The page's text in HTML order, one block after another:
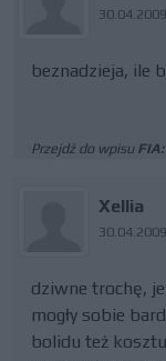
beznadzieja, ile
Przejdź do wpisu
Xellia
dziwne trochę,
mogły sobie
bolidu też